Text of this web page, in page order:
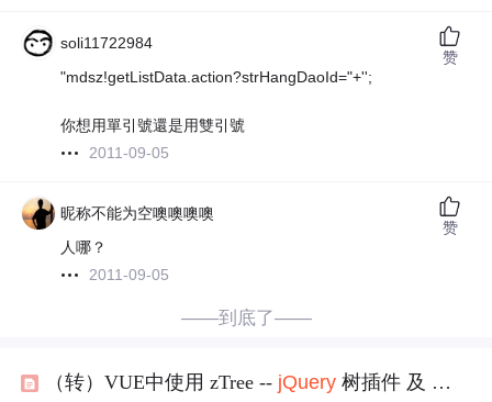
soli11722984
"mdsz!getListData.action?strHangDaoId="+'';
你想用單引號還是用雙引號
2011-09-05
赞
昵称不能为空噢噢噢噢
人哪？
2011-09-05
赞
——到底了——
（转）VUE中使用 zTree -- jQuery 树插件 及 使用时